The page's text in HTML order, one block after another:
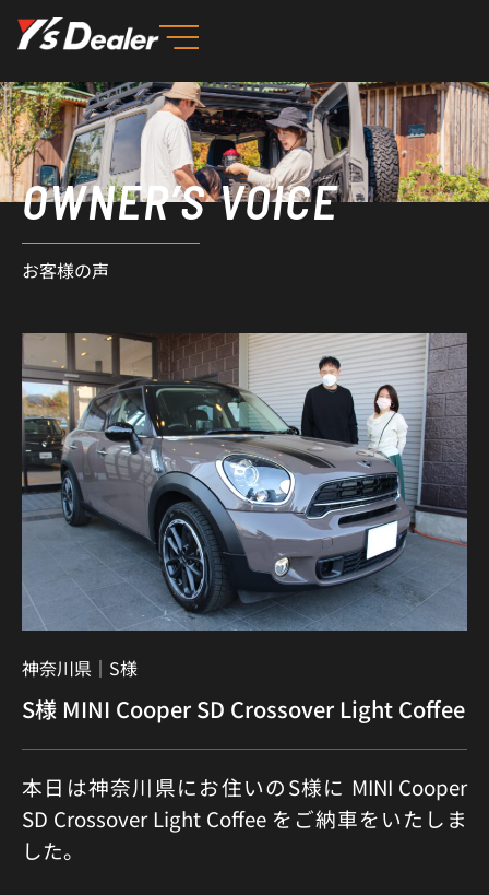
を
ス
キ
ッ
プ OWNER’S VOICE
お客様の声
神奈川県｜ S様
S様 MINI Cooper SD Crossover Light Coffee
本日は神奈川県にお住いのS様に MINI Cooper
SD Crossover Light Coffee をご納車をいたしま
した。